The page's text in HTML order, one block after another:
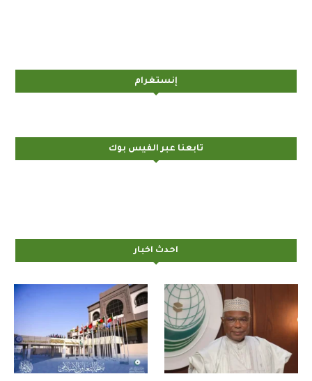
إنستغرام
تابعنا عبر الفيس بوك
احدث اخبار